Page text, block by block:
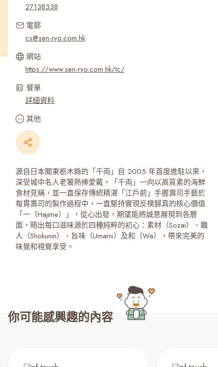
27138338
電郵
cs@sen-ryo.com.hk
網站
https://www.sen-ryo.com.hk/tc/
餐單
詳細資料
其他
源自日本關東栃木縣的「千両」自 2005 年首度進駐以來，
深受城中名人老饕熱捧愛戴。「千両」一向以高質素的海鮮
食材見稱，並一直保存傳統精湛「江戶前」手握壽司手藝於
每貫壽司的製作過程中，一直堅持實現反樸歸真的核心價值
「一（Hajime）」，從心出發，期望能將誠意展現到各層
面，晤出每口滋味源於四種純粹的初心：素材（Sozai）、職
人（Shokunin）、旨味（Umami）及和（Wa），帶來完美的
味覺和視覺享受。
你可能感興趣的內容